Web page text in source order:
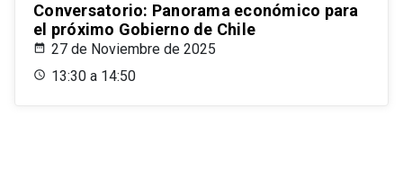
Conversatorio: Panorama económico para
el próximo Gobierno de Chile
27 de Noviembre de 2025
13:30 a 14:50